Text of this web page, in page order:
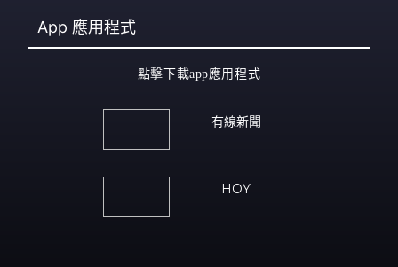
App 應用程式
點擊下載app應用程式
有線新聞
HOY